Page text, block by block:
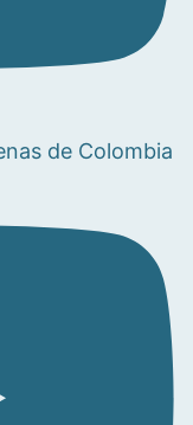
de Colombia